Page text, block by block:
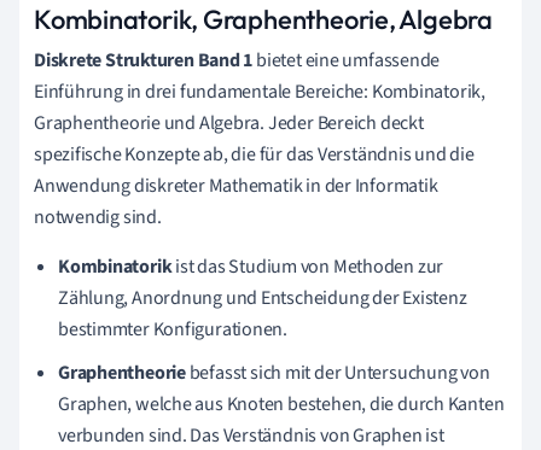
Kombinatorik, Graphentheorie, Algebra
Diskrete Strukturen Band 1bietet eine umfassende
Einführung in drei fundamentale Bereiche: Kombinatorik,
Graphentheorie und Algebra. Jeder Bereich deckt
spezifische Konzepte ab, die für das Verständnis und die
Anwendung diskreter Mathematik in der Informatik
notwendig sind.
Kombinatorikist das Studium von Methoden zur
Zählung, Anordnung und Entscheidung der Existenz
bestimmter Konfigurationen.
Graphentheoriebefasst sich mit der Untersuchung von
Graphen, welche aus Knoten bestehen, die durch Kanten
verbunden sind. Das Verständnis von Graphen ist